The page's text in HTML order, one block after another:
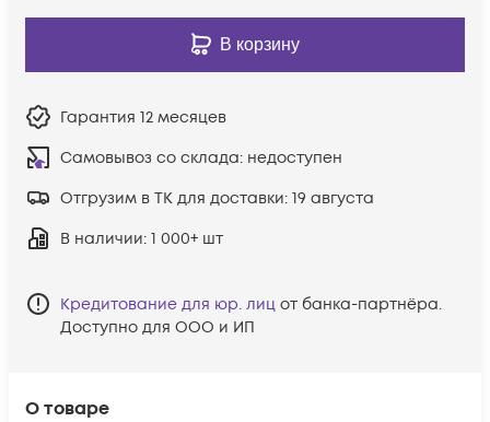
О товаре
В корзину
Гарантия 12 месяцев
Самовывоз со склада: недоступен
Отгрузим в ТК для доставки: 19 августа
В наличии: 1 000+ шт
Кредитование для юр. лиц от банка-партнёра.
Доступно для ООО и ИП